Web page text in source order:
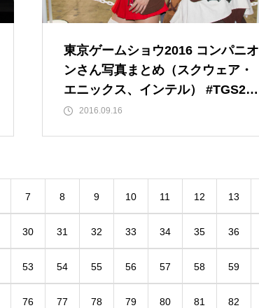
東京ゲームショウ2016 コンパニオ
ンさん写真まとめ（スクウェア・
エニックス、インテル） #TGS201
6
2016.09.16
7 8 9 10 11 12 13
30 31 32 33 34 35 36
53 54 55 56 57 58 59
76 77 78 79 80 81 82